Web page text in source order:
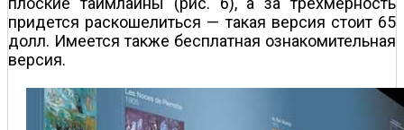
придется раскошелиться — такая версия стоит 65
долл. Имеется также бесплатная ознакомительная
версия.